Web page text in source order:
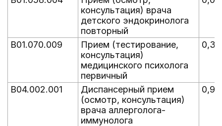
консультация) врача
детского эндокринолога
повторный
B01.070.009
Прием (тестирование,
консультация)
медицинского психолога
первичный
0,34
B04.002.001
Диспансерный прием
(осмотр, консультация)
врача аллерголога-
иммунолога
0,9